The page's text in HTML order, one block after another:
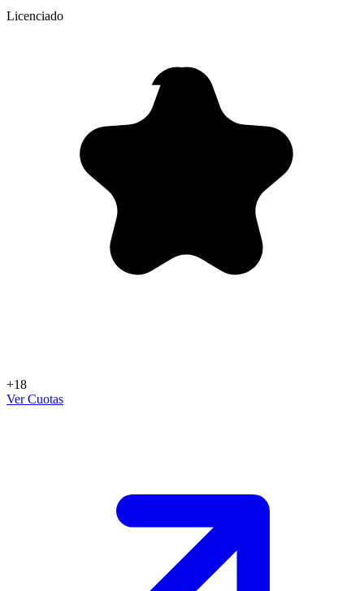
Licenciado
+18
Ver Cuotas